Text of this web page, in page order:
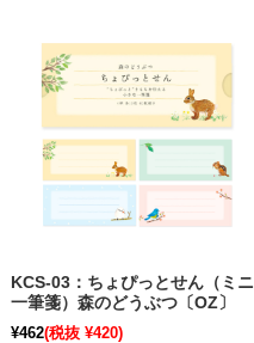
KCS-03：ちょぴっとせん（ミニ
一筆箋）森のどうぶつ〔OZ〕
¥462(税抜 ¥420)